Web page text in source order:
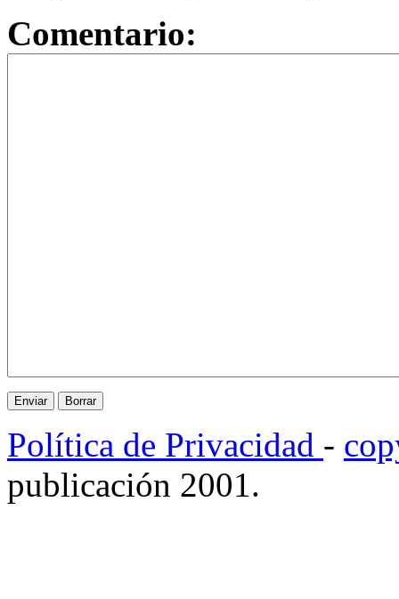
Comentario:
Política de Privacidad -
publicación 2001.